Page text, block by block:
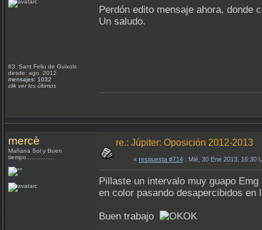
63 Sant Feliu de Guixols
desde: ago, 2012
mensajes: 1032
clik ver los últimos
Perdón edito mensaje ahora, donde
Un saludo.
mercè
Mañana Sol y Buen
tiempo................
re.: Júpiter: Oposición 2012-2013
« respuesta #714 : Mié, 30 Ene 2013, 16:30
Pillaste un intervalo muy guapo
en color pasando desapercibidos en
Buen trabajo